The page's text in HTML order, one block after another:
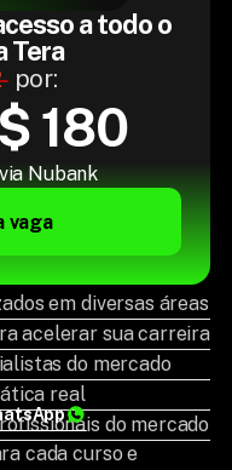
em diversas áreas
acelerar sua carreira
do mercado
real
do mercado
cada curso e
a todo o
Tera
por:
180
Nubank
vaga